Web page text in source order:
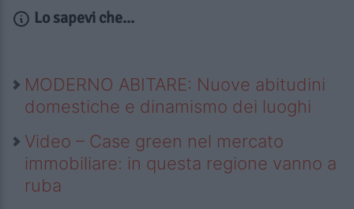
Lo sapevi che...
MODERNO ABITARE: Nuove abitudini
domestiche e dinamismo dei luoghi
Video – Case green nel mercato
immobiliare: in questa regione vanno a
ruba